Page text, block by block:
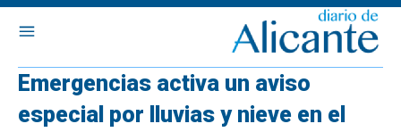
Emergencias activa un aviso
especial por lluvias y nieve en el